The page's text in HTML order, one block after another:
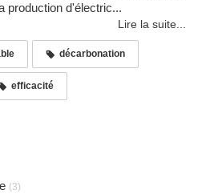
production d'électric...
Lire la suite...
décarbonation
efficacité
(3)